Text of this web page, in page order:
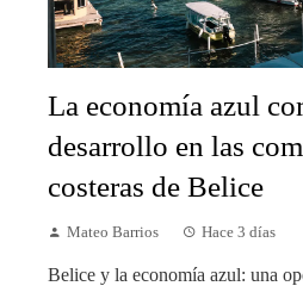
La economía azul
desarrollo en las
costeras de Belice
Mateo Barrios Hace 3 días
Belice y la economía azul: una